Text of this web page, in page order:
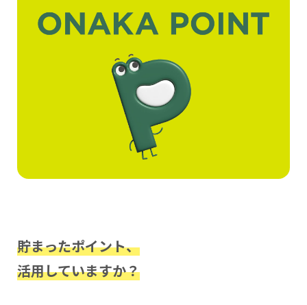
貯まったポイント、
活用していますか？